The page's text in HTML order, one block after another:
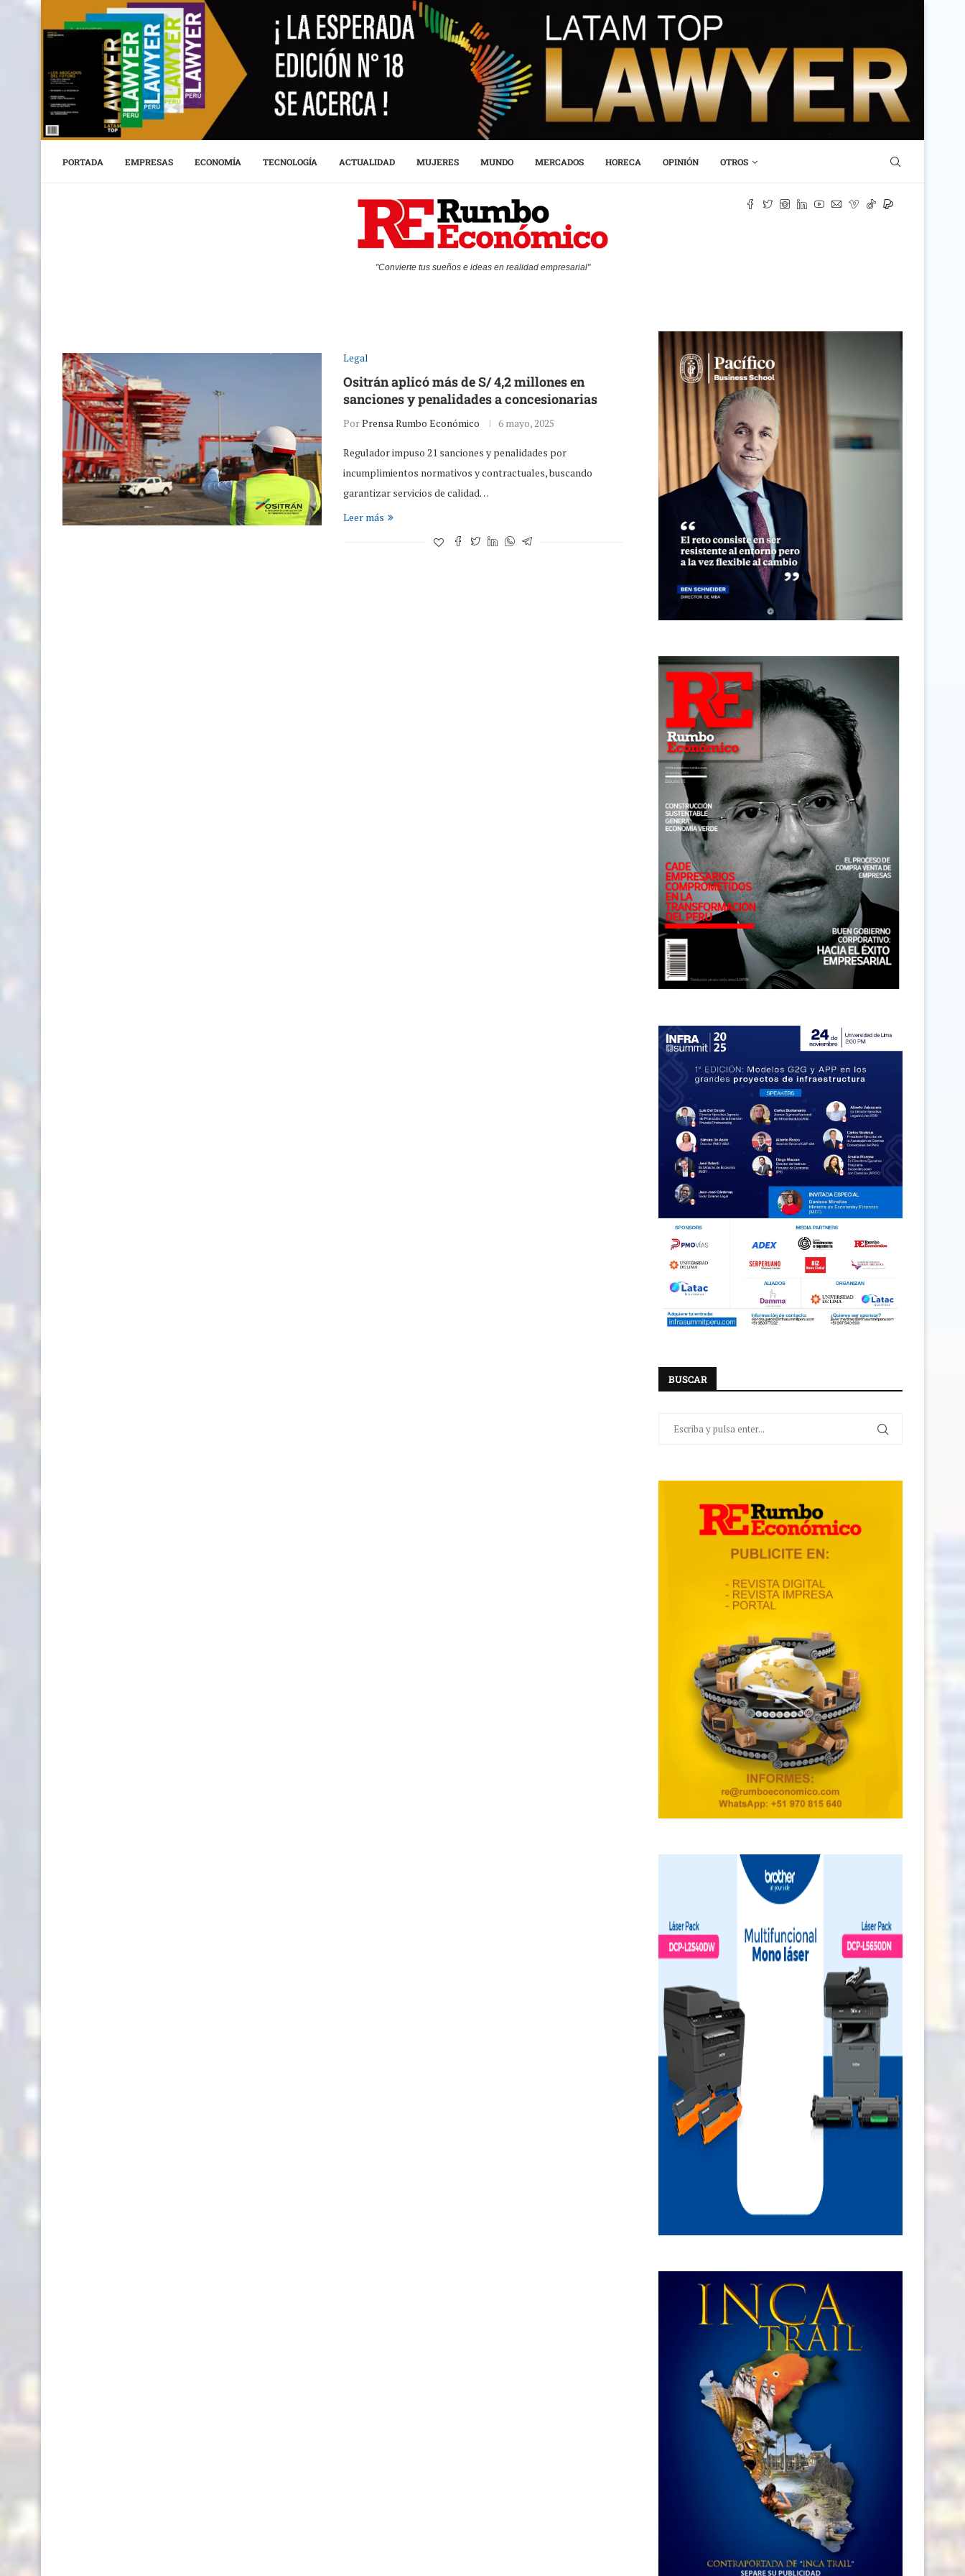
PORTADA EMPRESAS ECONOMÍA TECNOLOGÍA ACTUALIDAD MUJERES MUNDO MERCADOS HORECA OPINIÓN OTROS
"Convierte tus sueños e ideas en realidad empresarial"
Legal
Ositrán aplicó más de S/ 4,2 millones en
sanciones y penalidades a concesionarias
PorPrensa Rumbo Económico 6 mayo, 2025
Regulador impuso 21 sanciones y penalidades por
incumplimientos normativos y contractuales, buscando
garantizar servicios de calidad…
Leer más
BUSCAR